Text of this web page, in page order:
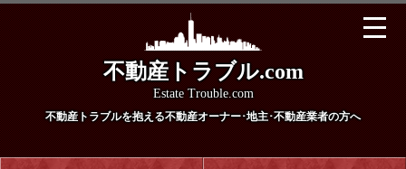
不動産トラブル.com
Estate Trouble.com
不動産トラブルを抱える不動産オーナー･地主･不動産業者の方へ